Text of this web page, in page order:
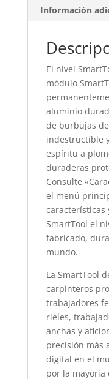
Información
El nivel
módulo
aluminio
de burbujas
indestructible
espíritu a
duraderas
Consulte
el menú
características
SmartTool el
fabricado,
mundo.
La SmartTool
carpinteros
trabajadores
rieles,
anchas y
precisión más
digital en el
por la mayoría